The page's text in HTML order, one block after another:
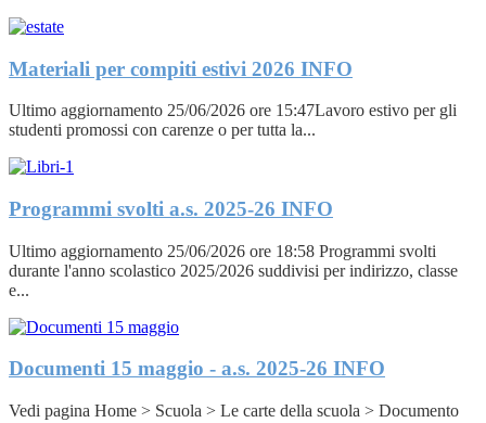
Materiali per compiti estivi 2026 INFO
Ultimo aggiornamento 25/06/2026 ore 15:47Lavoro estivo per gli
studenti promossi con carenze o per tutta la...
Programmi svolti a.s. 2025-26 INFO
Ultimo aggiornamento 25/06/2026 ore 18:58 Programmi svolti
durante l'anno scolastico 2025/2026 suddivisi per indirizzo, classe
e...
Documenti 15 maggio - a.s. 2025-26 INFO
Vedi pagina Home > Scuola > Le carte della scuola > Documento